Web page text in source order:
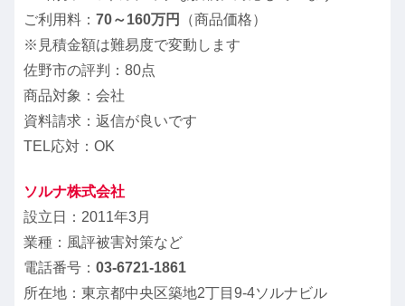
ご利用料： 70～160万円
（商品価格）
※見積金額は難易度で変動します
佐野市の評判：80点
商品対象：会社
資料請求：返信が良いです
TEL応対：OK
ソルナ株式会社
設立日：2011年3月
業種：風評被害対策など
電話番号： 03-6721-1861
所在地：東京都中央区築地2丁目9-4ソルナビル